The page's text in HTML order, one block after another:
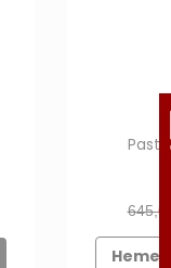
Hemen